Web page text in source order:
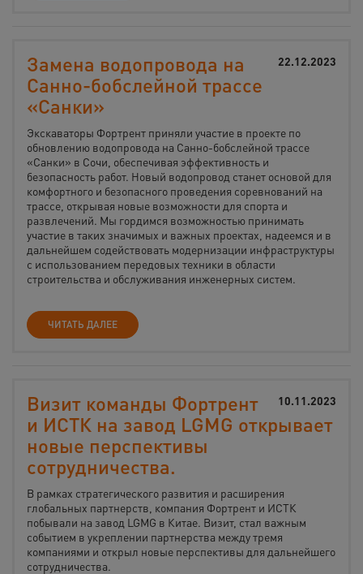
22.12.2023
Замена водопровода на
Санно-бобслейной трассе
«Санки»
Экскаваторы Фортрент приняли участие в проекте по
обновлению водопровода на Санно-бобслейной трассе
«Санки» в Сочи, обеспечивая эффективность и
безопасность работ. Новый водопровод станет основой для
комфортного и безопасного проведения соревнований на
трассе, открывая новые возможности для спорта и
развлечений. Мы гордимся возможностью принимать
участие в таких значимых и важных проектах, надеемся и в
дальнейшем содействовать модернизации инфраструктуры
с использованием передовых техники в области
строительства и обслуживания инженерных систем.
ЧИТАТЬ ДАЛЕЕ
10.11.2023
Визит команды Фортрент
и ИСТК на завод LGMG открывает
новые перспективы
сотрудничества.
В рамках стратегического развития и расширения
глобальных партнерств, компания Фортрент и ИСТК
побывали на завод LGMG в Китае. Визит, стал важным
событием в укреплении партнерства между тремя
компаниями и открыл новые перспективы для дальнейшего
сотрудничества.